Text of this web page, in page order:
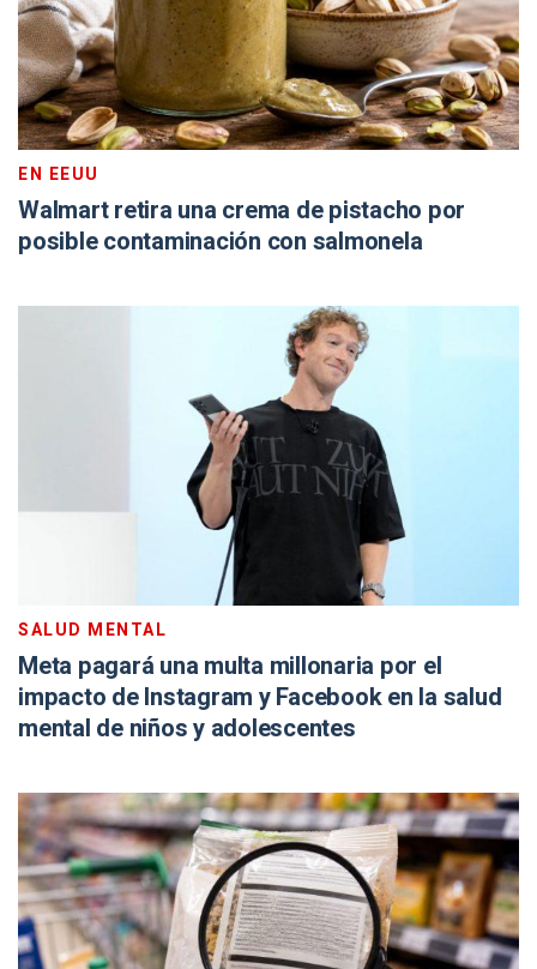
EN EEUU
Walmart retira una crema de pistacho por
posible contaminación con salmonela
SALUD MENTAL
Meta pagará una multa millonaria por el
impacto de Instagram y Facebook en la salud
mental de niños y adolescentes